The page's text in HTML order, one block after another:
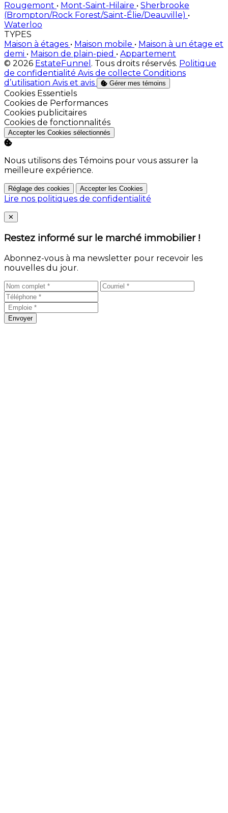
Rougemont • Mont-Saint-Hilaire • Sherbrooke
(Brompton/Rock Forest/Saint-Élie/Deauville) •
Waterloo
TYPES
Maison à étages • Maison mobile • Maison à un étage et
demi • Maison de plain-pied • Appartement
© 2026 EstateFunnel . Tous droits réservés. Politique
de confidentialité Avis de collecte Conditions
d’utilisation Avis et avis Gérer mes témoins
Activer
Cookies Essentiels
Activer
Cookies de Performances
Activer
Cookies publicitaires
Activer
Cookies de fonctionnalités
Accepter les Cookies sélectionnés
Nous utilisons des Témoins pour vous assurer la
meilleure expérience.
Réglage des cookies Accepter les Cookies
Lire nos politiques de confidentialité
Close
✕
Restez informé sur le marché immobilier !
Abonnez-vous à ma newsletter pour recevoir les
nouvelles du jour.
Envoyer